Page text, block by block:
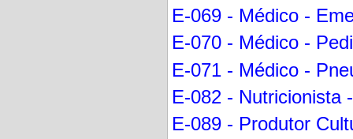
E-069 - Médico -
E-070 - Médico -
E-071 - Médico -
E-082 - Nutricionista
E-089 - Produtor